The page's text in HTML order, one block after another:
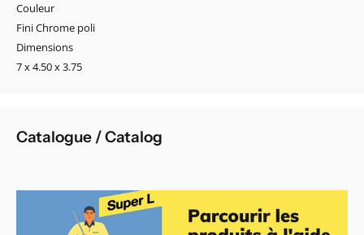
Couleur
Fini Chrome poli
Dimensions
7 x 4.50 x 3.75
Catalogue / Catalog